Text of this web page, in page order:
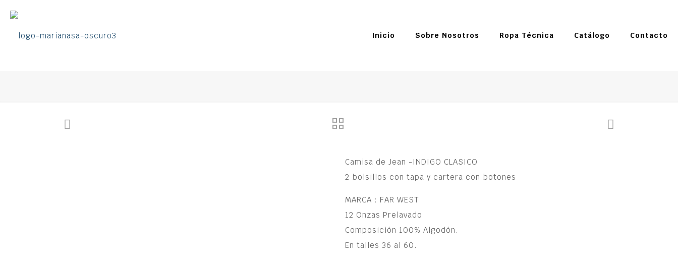
Inicio Sobre Nosotros Ropa Técnica Catálogo Contacto
Camisa de Jean -INDIGO CLASICO
2 bolsillos con tapa y cartera con botones
MARCA : FAR WEST
12 Onzas Prelavado
Composición 100% Algodón.
En talles 36 al 60.